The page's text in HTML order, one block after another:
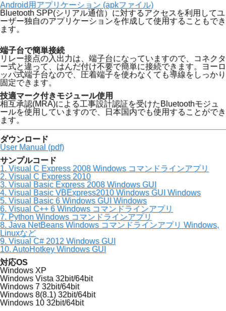
Android用アプリケーション (apkファイル)
Bluetooth SPP(シリアル通信）に対するアクセスを利用してユ
ーザー独自のアプリケーションを作成して使用することもでき
ます。
端子台で簡単接続
リレー接点の入出力は、端子台になっていますので、コネクタ
ー式と違って、はんだ付け不要で簡単に接続できます。ヨーロ
ッパ式端子台なので、圧着端子を使わなくても導線をしっかり
固定できます。
技適マーク付きモジュール使用
相互承認(MRA)による工事設計認証を受けたBluetoothモジュ
ールを使用していますので、日本国内でも使用することができ
ます。
ダウンロード
User Manual (pdf)
サンプルコード
1. Visual C Express 2008 Windows コマンドラインアプリ
2. Visual C Express 2010
3. Visual Basic Express 2008 Windows GUI
4. Visual Basic VBExpress2010 Windows GUI Windows
5. Visual Basic 6 Windows GUI Windows
6. Visual C++ 6 Windows コマンドラインアプリ
7. Python Windows コマンドラインアプリ
8. Java NetBeans Windows コマンドラインアプリ Windows,
Linuxなど
9. Visual C# 2012 Windows GUI
10. AutoHotkey Windows GUI
対応OS
Windows XP
Windows Vista 32bit/64bit
Windows 7 32bit/64bit
Windows 8(8.1) 32bit/64bit
Windows 10 32bit/64bit